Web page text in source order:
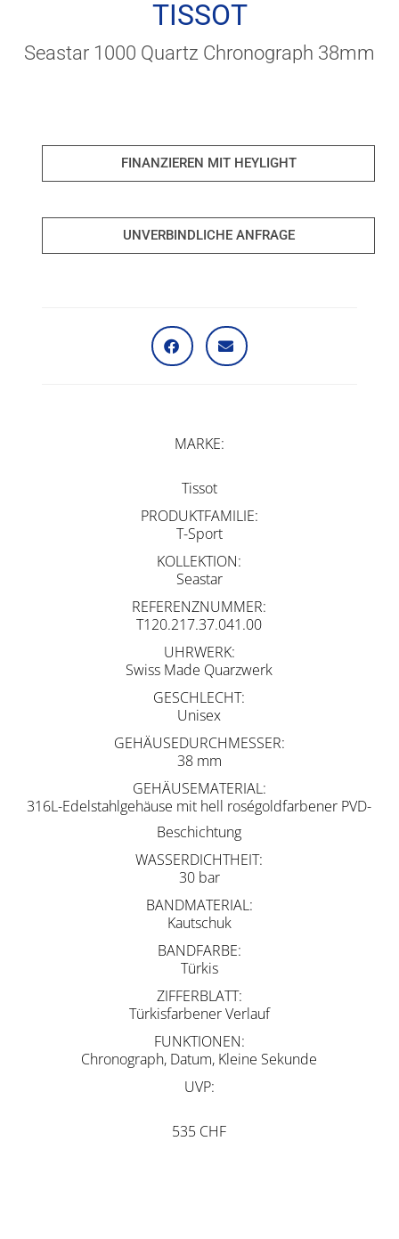
TISSOT
Seastar 1000 Quartz Chronograph 38mm
FINANZIEREN MIT HEYLIGHT
UNVERBINDLICHE ANFRAGE
MARKE
Tissot
PRODUKTFAMILIE
T-Sport
KOLLEKTION
Seastar
REFERENZNUMMER
T120.217.37.041.00
UHRWERK
Swiss Made Quarzwerk
GESCHLECHT
Unisex
GEHÄUSEDURCHMESSER
38 mm
GEHÄUSEMATERIAL
316L-Edelstahlgehäuse mit hell roségoldfarbener PVD-
Beschichtung
WASSERDICHTHEIT
30 bar
BANDMATERIAL
Kautschuk
BANDFARBE
Türkis
ZIFFERBLATT
Türkisfarbener Verlauf
FUNKTIONEN
Chronograph, Datum, Kleine Sekunde
UVP
535 CHF